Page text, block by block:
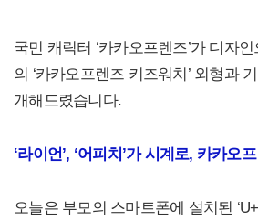
국민 캐릭터 ‘카카오프렌즈’가 디자
의 ‘카카오프렌즈 키즈워치’ 외형과
개해드렸습니다.
‘라이언’, ‘어피치’가 시계로, 카카오
오늘은 부모의 스마트폰에 설치된